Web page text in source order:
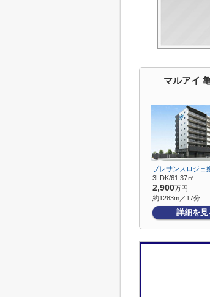
マルアイ
プレサンスロジェ
3LDK/61.37㎡
2,900万円
約1283m／17分
詳細を見